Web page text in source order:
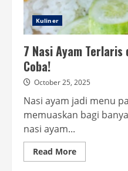
Kuliner
7 Nasi Ayam
Coba!
October 25, 2025
Nasi ayam jadi menu
memuaskan bagi
nasi ayam...
Read MoreRead
more